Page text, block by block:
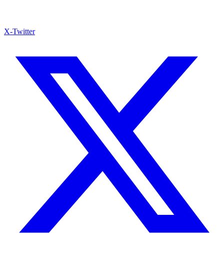
X-Twitter